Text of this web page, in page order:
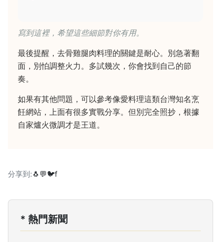
寫到這裡，希望這些細節對你有用。
最後提醒，去骨雞腿肉料理的關鍵是耐心。別急著翻
面，別怕調整火力。多試幾次，你會找到自己的節
奏。
如果有其他問題，可以參考像愛料理這類台灣知名烹
飪網站，上面有很多實戰分享。但別完全照抄，根據
自家爐火微調才是王道。
分享到:🐧💬🐦f
* 熱門新聞